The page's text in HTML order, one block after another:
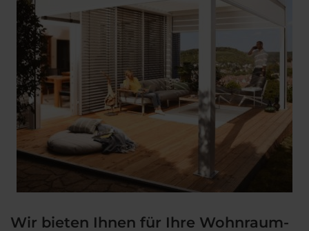
Wir bieten Ihnen für Ihre Wohnraum-